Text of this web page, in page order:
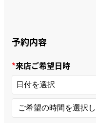
予約内容
来店ご希望日時